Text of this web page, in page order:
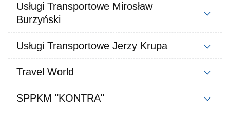
Usługi Transportowe Mirosław
Burzyński
Usługi Transportowe Jerzy Krupa
Travel World
SPPKM "KONTRA"